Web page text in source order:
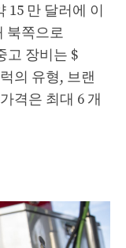
15 만 달러에 이
북쪽으로
고 장비는 $
의 유형, 브랜
격은 최대 6 개